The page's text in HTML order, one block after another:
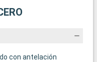
con antelación